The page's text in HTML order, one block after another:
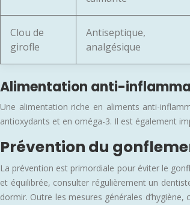
Clou de
girofle
Antiseptique,
analgésique
Alimentation anti-
Une alimentation riche en aliments anti-
antioxydants et en oméga-3. Il est également
Prévention du
La prévention est primordiale pour éviter le
et équilibrée, consulter régulièrement un
dormir. Outre les mesures générales